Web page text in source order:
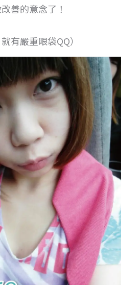
善的意念了！
有嚴重眼袋QQ）